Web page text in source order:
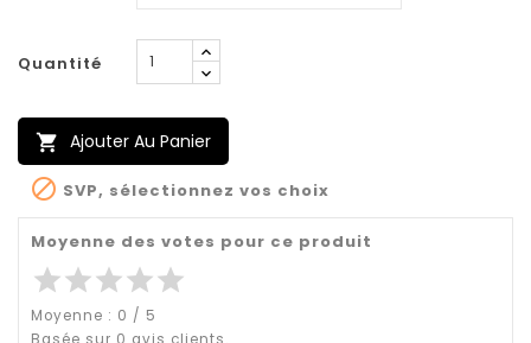
Quantité
 Ajouter Au Panier
 SVP, sélectionnez vos choix
Moyenne des votes pour ce produit
starstarstarstarstar
Moyenne : 0 / 5